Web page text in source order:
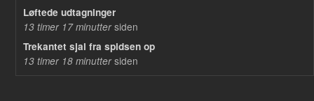
Løftede udtagninger
13 timer 17 minuttersiden
Trekantet sjal fra spidsen op
13 timer 18 minuttersiden